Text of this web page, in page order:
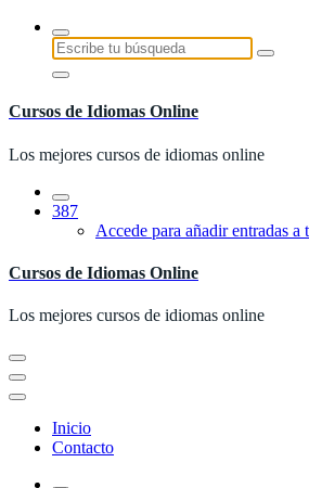
Saltar
contenido
Buscar:
Cursos de Idiomas Online
Los mejores cursos de idiomas online
387
Accede para añadir entradas a
Cursos de Idiomas Online
Los mejores cursos de idiomas online
Inicio
Contacto